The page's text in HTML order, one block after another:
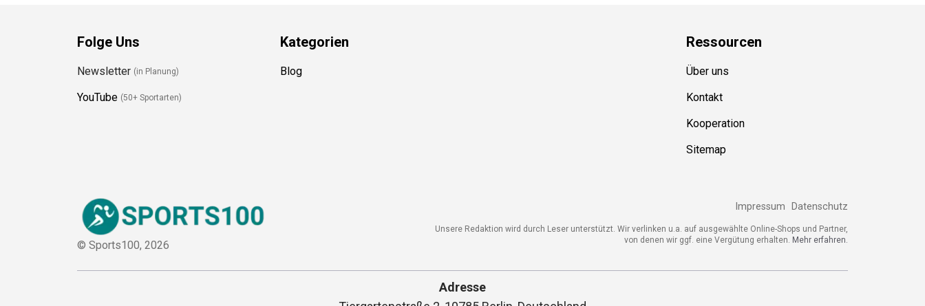
Folge Uns
Newsletter (in Planung)
Kategorien Ressource
Über uns
Kontakt
Kooperation
Impressum Datenschutz
von denen wir ggf. eine Vergütung erhalten.Mehr erfahren.